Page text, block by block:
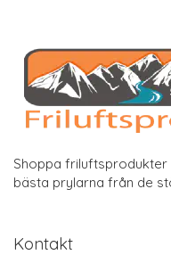
Shoppa
bästa prylarna från de
Kontakt